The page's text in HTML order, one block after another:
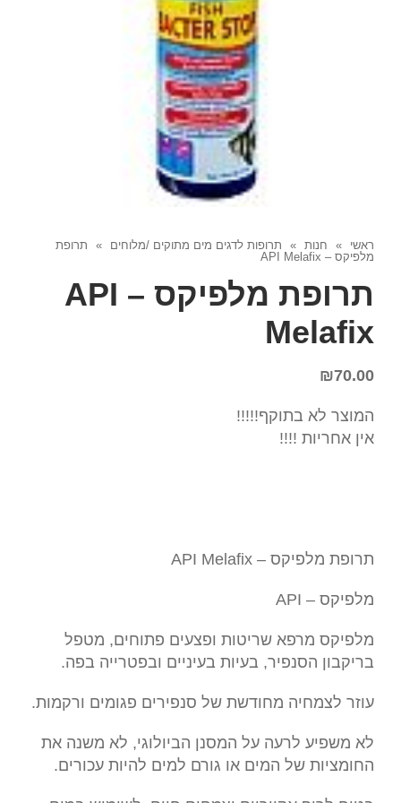
ראשי » חנות » תרופות לדגים מים מתוקים /מלוחים »
תרופת
מלפיקס – API Melafix
תרופת מלפיקס – API
Melafix
₪70.00
המוצר לא בתוקף!!!!!
אין אחריות !!!!
תרופת מלפיקס – API Melafix
מלפיקס – API
מלפיקס מרפא שריטות ופצעים פתוחים, מטפל
בריקבון הסנפיר, בעיות בעיניים ובפטרייה בפה.
עוזר לצמחיה מחודשת של סנפירים פגומים ורקמות.
לא משפיע לרעה על המסנן הביולוגי, לא משנה את
החומציות של המים או גורם למים להיות עכורים.